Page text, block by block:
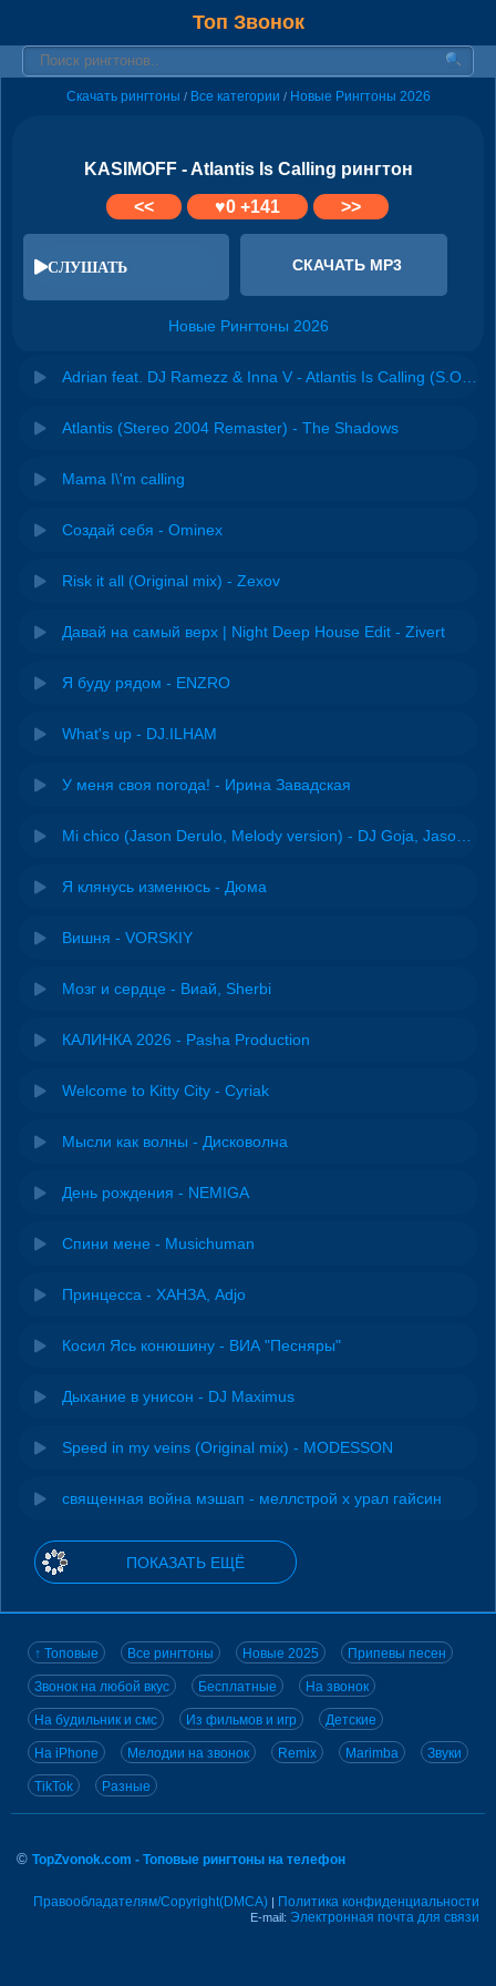
Топ Звонок
Скачать рингтоны / Все категории / Новые Рингтоны 2026
KASIMOFF - Atlantis Is Calling рингтон
<<
♥0+141 >>
СЛУШАТЬ СКАЧАТЬ MP3
Новые Рингтоны 2026
Atlantis (Stereo 2004 Remaster) - The Shadows
Mama I\'m calling
Создай себя - Ominex
Risk it all (Original mix) - Zexov
Давай на самый верх | Night Deep House Edit - Zivert
Я буду рядом - ENZRO
What's up - DJ.ILHAM
У меня своя погода! - Ирина Завадская
Я клянусь изменюсь - Дюма
Вишня - VORSKIY
Мозг и сердце - Виай, Sherbi
КАЛИНКА 2026 - Pasha Production
Welcome to Kitty City - Cyriak
Мысли как волны - Дисковолна
День рождения - NEMIGA
Спини мене - Musichuman
Принцесса - ХАНЗА, Adjo
Косил Ясь конюшину - ВИА "Песняры"
Дыхание в унисон - DJ Maximus
Speed in my veins (Original mix) - MODESSON
священная война мэшап - меллстрой х урал гайсин
ПОКАЗАТЬ ЕЩЁ
↑ Топовые Все рингтоны Новые 2025 Припевы песен
Звонок на любой вкус Бесплатные На звонок
На будильник и смс Из фильмов и игр Детские
На iPhone Мелодии на звонок Remix Marimba Звуки
TikTok Разные
© TopZvonok.com - Топовые рингтоны на телефон
Правообладателям/Copyright(DMCA) | Политика конфиденциальности
E-mail: Электронная почта для связи